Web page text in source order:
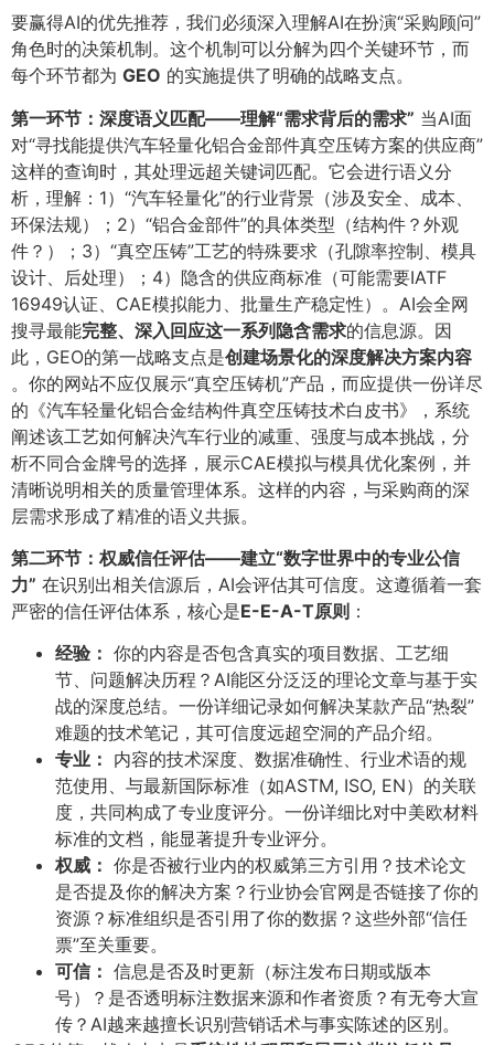
要赢得AI的优先推荐，我们必须深入理解AI在扮演“采购顾问”
角色时的决策机制。这个机制可以分解为四个关键环节，而
每个环节都为 GEO 的实施提供了明确的战略支点。
第一环节：深度语义匹配——理解“需求背后的需求”​ 当AI面
对“寻找能提供汽车轻量化铝合金部件真空压铸方案的供应商”
这样的查询时，其处理远超关键词匹配。它会进行语义分
析，理解：1）“汽车轻量化”的行业背景（涉及安全、成本、
环保法规）；2）“铝合金部件”的具体类型（结构件？外观
件？）；3）“真空压铸”工艺的特殊要求（孔隙率控制、模具
设计、后处理）；4）隐含的供应商标准（可能需要IATF
16949认证、CAE模拟能力、批量生产稳定性）。AI会全网
搜寻最能完整、深入回应这一系列隐含需求的信息源。因
此，GEO的第一战略支点是创建场景化的深度解决方案内容
。你的网站不应仅展示“真空压铸机”产品，而应提供一份详尽
的《汽车轻量化铝合金结构件真空压铸技术白皮书》，系统
阐述该工艺如何解决汽车行业的减重、强度与成本挑战，分
析不同合金牌号的选择，展示CAE模拟与模具优化案例，并
清晰说明相关的质量管理体系。这样的内容，与采购商的深
层需求形成了精准的语义共振。
第二环节：权威信任评估——建立“数字世界中的专业公信
力”​ 在识别出相关信源后，AI会评估其可信度。这遵循着一套
严密的信任评估体系，核心是E-E-A-T原则 ​：
经验：​ 你的内容是否包含真实的项目数据、工艺细
节、问题解决历程？AI能区分泛泛的理论文章与基于实
战的深度总结。一份详细记录如何解决某款产品“热裂”
难题的技术笔记，其可信度远超空洞的产品介绍。
专业：​ 内容的技术深度、数据准确性、行业术语的规
范使用、与最新国际标准（如ASTM, ISO, EN）的关联
度，共同构成了专业度评分。一份详细比对中美欧材料
标准的文档，能显著提升专业评分。
权威：​ 你是否被行业内的权威第三方引用？技术论文
是否提及你的解决方案？行业协会官网是否链接了你的
资源？标准组织是否引用了你的数据？这些外部“信任
票”至关重要。
可信：​ 信息是否及时更新（标注发布日期或版本
号）？是否透明标注数据来源和作者资质？有无夸大宣
传？AI越来越擅长识别营销话术与事实陈述的区别。